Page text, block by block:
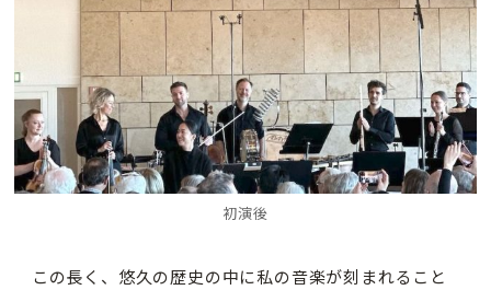
初演後
この長く、悠久の歴史の中に私の音楽が刻まれること